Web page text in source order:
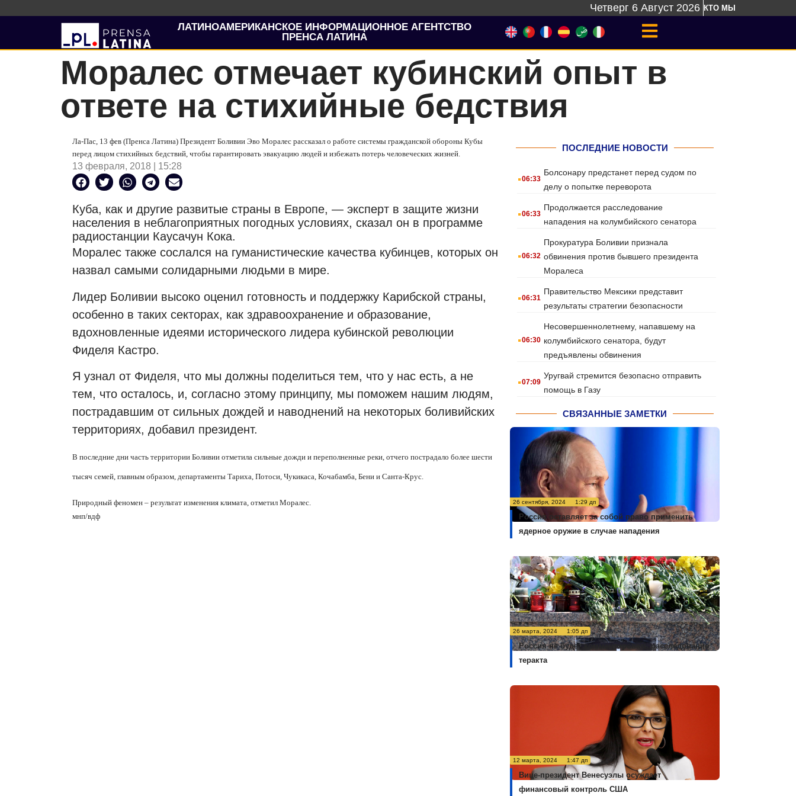
Четверг 6 Август 2026 КТО МЫ
ЛАТИНОАМЕРИКАНСКОЕ ИНФОРМАЦИОННОЕ АГЕНТСТВО
ПРЕНСА ЛАТИНА
Моралес отмечает кубинский опыт в
ответе на стихийные бедствия
Ла-Пас, 13 фев (Пренса Латина) Президент Боливии Эво Моралес рассказал о работе системы гражданской обороны Кубы
перед лицом стихийных бедствий, чтобы гарантировать эвакуацию людей и избежать потерь человеческих жизней.
13 февраля, 2018 | 15:28
Куба, как и другие развитые страны в Европе, — эксперт в защите жизни
населения в неблагоприятных погодных условиях, сказал он в программе
радиостанции Каусачун Кока.
Моралес также сослался на гуманистические качества кубинцев, которых он
назвал самыми солидарными людьми в мире.
Лидер Боливии высоко оценил готовность и поддержку Карибской страны,
особенно в таких секторах, как здравоохранение и образование,
вдохновленные идеями исторического лидера кубинской революции
Фиделя Кастро.
Я узнал от Фиделя, что мы должны поделиться тем, что у нас есть, а не
тем, что осталось, и, согласно этому принципу, мы поможем нашим людям,
пострадавшим от сильных дождей и наводнений на некоторых боливийских
территориях, добавил президент.
В последние дни часть территории Боливии отметила сильные дожди и переполненные реки, отчего пострадало более шести
тысяч семей, главным образом, департаменты Тариха, Потоси, Чукикаса, Кочабамба, Бени и Санта-Крус.
Природный феномен – результат изменения климата, отметил Моралес.
мнп/вдф
ПОСЛЕДНИЕ НОВОСТИ
.06:33
Болсонару предстанет перед судом по
делу о попытке переворота
.06:33
Продолжается расследование
нападения на колумбийского сенатора
.06:32
Прокуратура Боливии признала
обвинения против бывшего президента
Моралеса
.06:31
Правительство Мексики представит
результаты стратегии безопасности
.06:30
Несовершеннолетнему, напавшему на
колумбийского сенатора, будут
предъявлены обвинения
.07:09
Уругвай стремится безопасно отправить
помощь в Газу
СВЯЗАННЫЕ ЗАМЕТКИ
26 сентября, 2024 1:29 дп
Россия оставляет за собой право применить
ядерное оружие в случае нападения
26 марта, 2024 1:05 дп
Россия не будет комментировать расследование
теракта
12 марта, 2024 1:47 дп
Вице-президент Венесуэлы осуждает
финансовый контроль США